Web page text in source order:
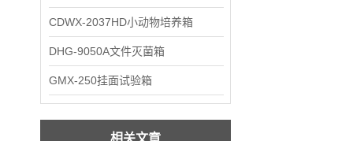
CDWX-2037HD小动物培养箱
DHG-9050A文件灭菌箱
GMX-250挂面试验箱
相关文章